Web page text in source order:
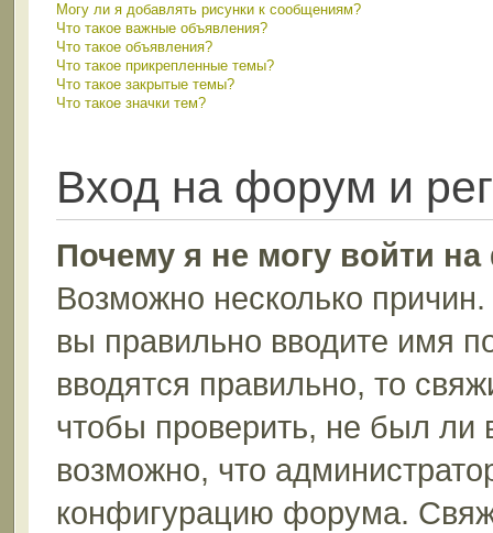
Могу ли я добавлять рисунки к сообщениям?
Что такое важные объявления?
Что такое объявления?
Что такое прикрепленные темы?
Что такое закрытые темы?
Что такое значки тем?
Вход на форум и
Почему я не могу войти
Возможно несколько
вы правильно вводите имя
вводятся правильно, то
чтобы проверить, не был ли
возможно, что
конфигурацию форума.